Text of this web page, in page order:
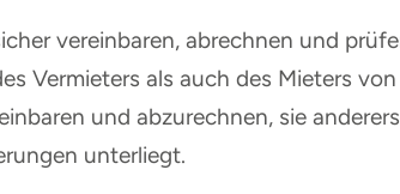
vereinbaren, abrechnen und
Vermieters als auch des Mieters
und abzurechnen, sie
unterliegt.